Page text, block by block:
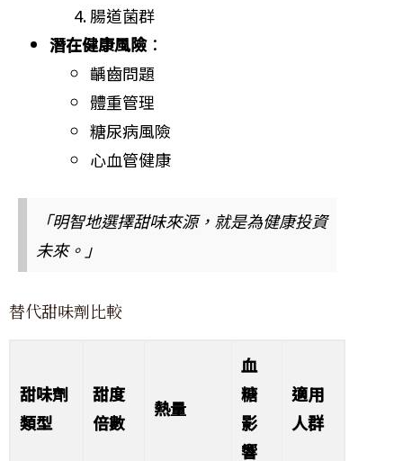
腸道菌群
潛在健康風險：
齲齒問題
體重管理
糖尿病風險
心血管健康
「明智地選擇甜味來源，就是為健康投資
未來。」
替代甜味劑比較
甜味劑
類型
甜度
倍數
熱量
血
糖
影
響
適用
人群